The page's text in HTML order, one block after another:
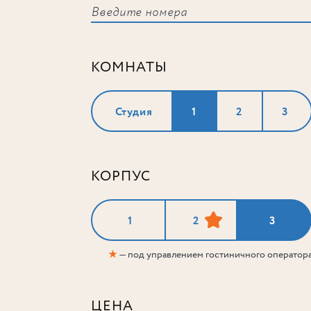
КОМНАТЫ
Студия 1 2 3
КОРПУС
1 2 3
★— под управлением гостиничного
ЦЕНА